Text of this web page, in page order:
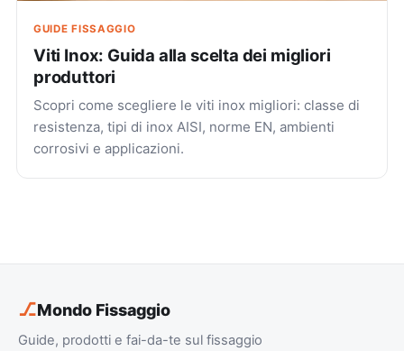
GUIDE FISSAGGIO
Viti Inox: Guida alla scelta dei migliori
produttori
Scopri come scegliere le viti inox migliori: classe di
resistenza, tipi di inox AISI, norme EN, ambienti
corrosivi e applicazioni.
⎇Mondo Fissaggio
Guide, prodotti e fai-da-te sul fissaggio